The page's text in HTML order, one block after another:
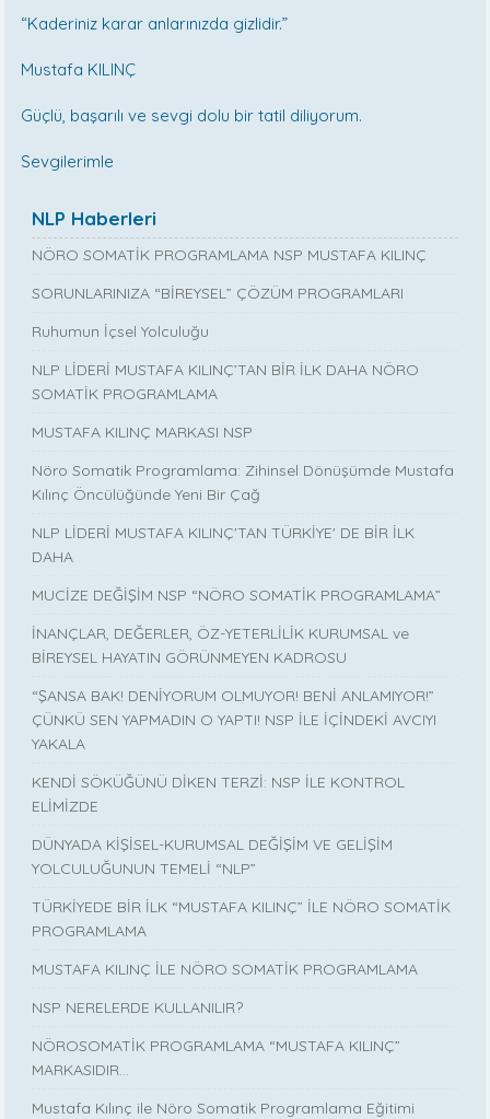
“Kaderiniz karar anlarınızda gizlidir.”
Mustafa KILINÇ
Güçlü, başarılı ve sevgi dolu bir tatil diliyorum.
Sevgilerimle
NLP Haberleri
NÖRO SOMATİK PROGRAMLAMA NSP MUSTAFA KILINÇ
SORUNLARINIZA “BİREYSEL” ÇÖZÜM PROGRAMLARI
Ruhumun İçsel Yolculuğu
NLP LİDERİ MUSTAFA KILINÇ’TAN BİR İLK DAHA NÖRO
SOMATİK PROGRAMLAMA
MUSTAFA KILINÇ MARKASI NSP
Nöro Somatik Programlama: Zihinsel Dönüşümde Mustafa
Kılınç Öncülüğünde Yeni Bir Çağ
NLP LİDERİ MUSTAFA KILINÇ'TAN TÜRKİYE' DE BİR İLK
DAHA
MUCİZE DEĞİŞİM NSP “NÖRO SOMATİK PROGRAMLAMA”
İNANÇLAR, DEĞERLER, ÖZ-YETERLİLİK KURUMSAL ve
BİREYSEL HAYATIN GÖRÜNMEYEN KADROSU
“ŞANSA BAK! DENİYORUM OLMUYOR! BENİ ANLAMIYOR!”
ÇÜNKÜ SEN YAPMADIN O YAPTI! NSP İLE İÇİNDEKİ AVCIYI
YAKALA
KENDİ SÖKÜĞÜNÜ DİKEN TERZİ: NSP İLE KONTROL
ELİMİZDE
DÜNYADA KİŞİSEL-KURUMSAL DEĞİŞİM VE GELİŞİM
YOLCULUĞUNUN TEMELİ “NLP”
TÜRKİYEDE BİR İLK “MUSTAFA KILINÇ” İLE NÖRO SOMATİK
PROGRAMLAMA
MUSTAFA KILINÇ İLE NÖRO SOMATİK PROGRAMLAMA
NSP NERELERDE KULLANILIR?
NÖROSOMATİK PROGRAMLAMA “MUSTAFA KILINÇ”
MARKASIDIR…
Mustafa Kılınç ile Nöro Somatik Programlama Eğitimi